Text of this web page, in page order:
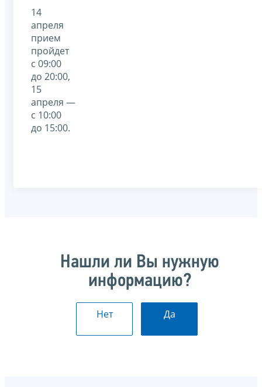
14
апреля
прием
пройдет
с 09:00
до 20:00,
15
апреля —
с 10:00
до 15:00.
Нашли ли Вы нужную
информацию?
Нет Да